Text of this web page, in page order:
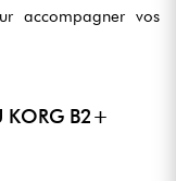
accompagner vos
KORG B2+